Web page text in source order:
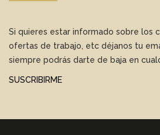
Si quieres estar informado sobre los
ofertas de trabajo, etc déjanos tu
siempre podrás darte de baja en
SUSCRIBIRME